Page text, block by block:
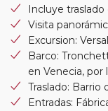
Incluye
Visita
Excursion:
Barco:
en Venecia,
Traslado:
Entradas: